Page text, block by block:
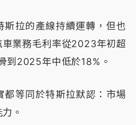
斯拉的產線持續運轉，但也
車業務毛利率從2023年初超
到2025年中低於18%。
都等同於特斯拉默認：市場
。